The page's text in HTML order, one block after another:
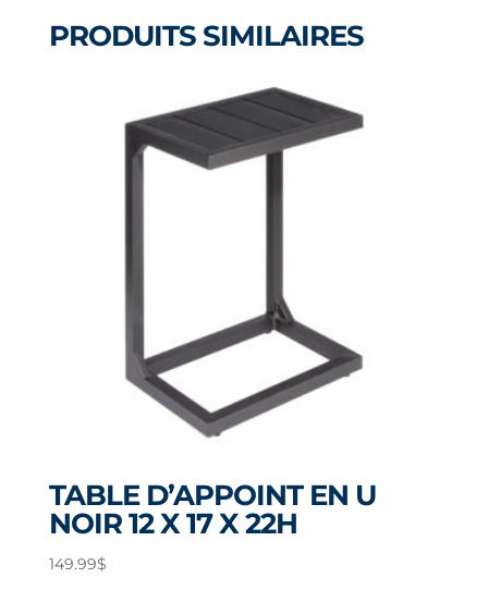
X
PRODUITS SIMILAIRES
TABLE D’APPOINT EN U
NOIR 12 X 17 X 22H
149.99$